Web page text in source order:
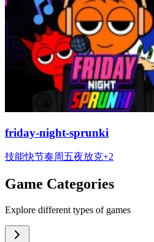
friday-night-sprunki
技能快节奏周五夜放克+2
Game Categories
Explore different types of games